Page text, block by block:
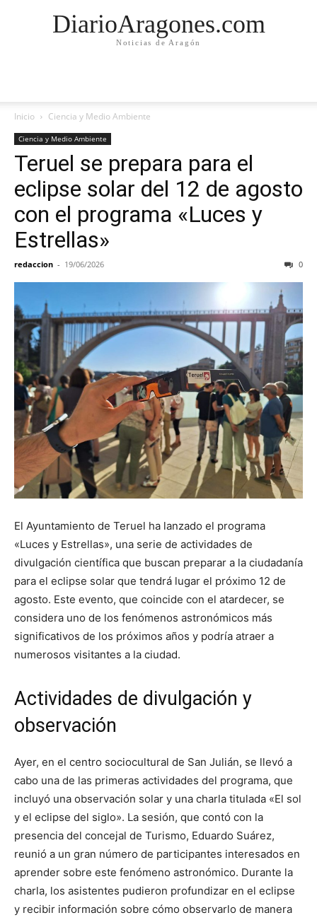
DiarioAragones.com
Noticias de Aragón
Inicio Ciencia y Medio Ambiente
Ciencia y Medio Ambiente
Teruel se prepara para el
eclipse solar del 12 de agosto
con el programa «Luces y
Estrellas»
redaccion - 19/06/2026 0
El Ayuntamiento de Teruel ha lanzado el programa
«Luces y Estrellas», una serie de actividades de
divulgación científica que buscan preparar a la ciudadanía
para el eclipse solar que tendrá lugar el próximo 12 de
agosto. Este evento, que coincide con el atardecer, se
considera uno de los fenómenos astronómicos más
significativos de los próximos años y podría atraer a
numerosos visitantes a la ciudad.
Actividades de divulgación y
observación
Ayer, en el centro sociocultural de San Julián, se llevó a
cabo una de las primeras actividades del programa, que
incluyó una observación solar y una charla titulada «El sol
y el eclipse del siglo». La sesión, que contó con la
presencia del concejal de Turismo, Eduardo Suárez,
reunió a un gran número de participantes interesados en
aprender sobre este fenómeno astronómico. Durante la
charla, los asistentes pudieron profundizar en el eclipse
y recibir información sobre cómo observarlo de manera